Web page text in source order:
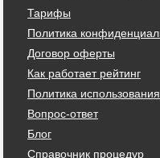
Тарифы
Политика
Договор оферты
Как работает рейтинг
Политика
Вопрос-ответ
Блог
Справочник процедур